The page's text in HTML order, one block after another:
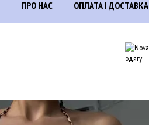
ПРО НАС ОПЛАТА І ДОСТАВКА